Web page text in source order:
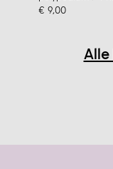
€ 9,00
Alle